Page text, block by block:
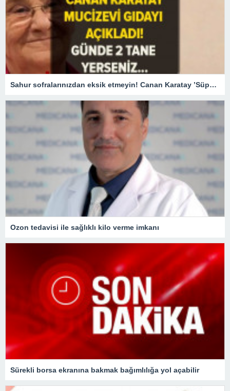
Sahur sofralarınızdan eksik etmeyin! Canan Karatay ’Süper besin’ diyerek açıkladı! Günde 2 adet tüketirseniz…
Ozon tedavisi ile sağlıklı kilo verme imkanı
Sürekli borsa ekranına bakmak bağımlılığa yol açabilir